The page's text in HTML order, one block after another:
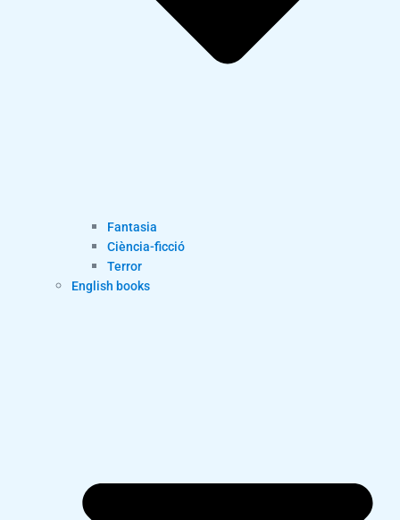
Fantasia
Ciència-ficció
Terror
English books